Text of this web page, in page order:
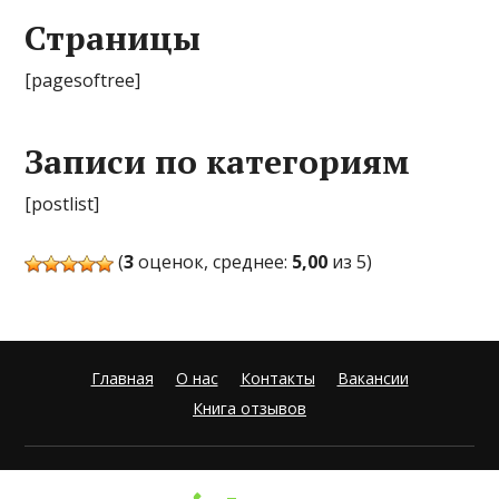
Страницы
[pagesoftree]
Записи по категориям
[postlist]
(3оценок, среднее: 5,00 из 5)
Главная О нас Контакты
Вакансии
Книга отзывов